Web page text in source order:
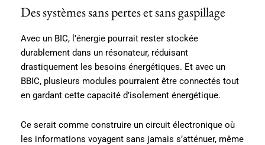
Des systèmes sans pertes et sans gaspillage
Avec un BIC, l’énergie pourrait rester stockée
durablement dans un résonateur, réduisant
drastiquement les besoins énergétiques. Et avec un
BBIC, plusieurs modules pourraient être connectés tout
en gardant cette capacité d’isolement énergétique.
Ce serait comme construire un circuit électronique où
les informations voyagent sans jamais s’atténuer, même